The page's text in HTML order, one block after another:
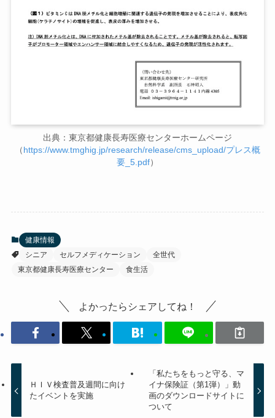
出典：東京都健康長寿医療センターホームページ
（https://www.tmghig.jp/research/release/cms_upload/プレス概
要_5.pdf）
健康情報
シニア
セルフメディケーション
全世代
東京都健康長寿医療センター
食生活
よかったらシェアしてね！
ＨＩＶ検査普及週間に向け
たイベントを実施
「私たちをもっと守る、マ
イナ保険証（第1弾）」動
画のダウンロードサイトに
ついて